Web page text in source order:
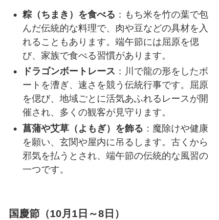
粽（ちまき）を食べる ：もち米を竹の葉で包
んだ伝統的な料理で、肉や豆などの具材を入
れることもあります。端午節には屈原を偲
び、家族で食べる習慣があります。
ドラゴンボートレース ：川で龍の形をしたボ
ートを漕ぎ、速さを競う伝統行事です。屈原
を偲び、地域ごとに活気あふれるレースが開
催され、多くの観客が見守ります。
菖蒲や艾草（よもぎ）を飾る ：魔除けや健康
を願い、玄関や屋内に吊るします。古くから
邪気を払うとされ、端午節の伝統的な風習の
一つです。
国慶節（10月1日～8日）